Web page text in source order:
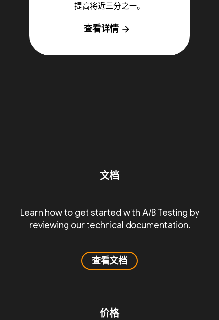
提高将近三分之一。
查看详情 arrow_forward
文档
Learn how to get started with A/B Testing by
reviewing our technical documentation.
查看文档
价格